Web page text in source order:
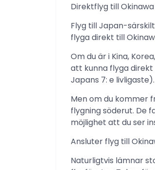
Direktflyg till Okinawa
Flyg till Japan-
flyga direkt till
Om du är i Kina,
att kunna flyga
Japans 7: e livligaste).
Men om du kommer
flygning söderut. De
möjlighet att du ser
Ansluter flyg till
Naturligtvis lämnar